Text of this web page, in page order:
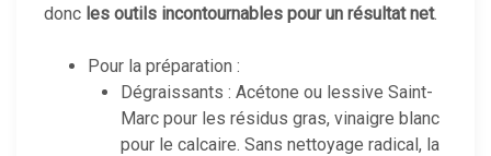
donc les outils incontournables pour un résultat net.
Pour la préparation :
Dégraissants : Acétone ou lessive Saint-
Marc pour les résidus gras, vinaigre blanc
pour le calcaire. Sans nettoyage radical, la